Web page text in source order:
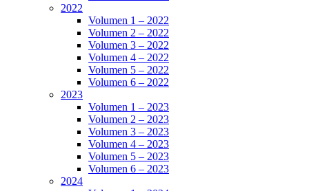
2022
Volumen 1 – 2022
Volumen 2 – 2022
Volumen 3 – 2022
Volumen 4 – 2022
Volumen 5 – 2022
Volumen 6 – 2022
2023
Volumen 1 – 2023
Volumen 2 – 2023
Volumen 3 – 2023
Volumen 4 – 2023
Volumen 5 – 2023
Volumen 6 – 2023
2024